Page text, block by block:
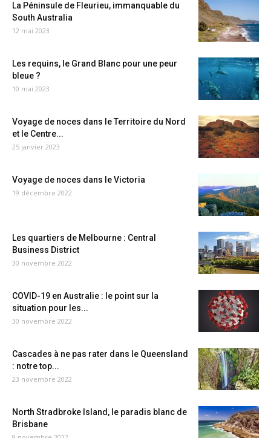
La Péninsule de Fleurieu, immanquable du
South Australia
12 mai 2023
Les requins, le Grand Blanc pour une peur
bleue ?
10 mai 2023
Voyage de noces dans le Territoire du Nord
et le Centre...
25 janvier 2023
Voyage de noces dans le Victoria
19 décembre 2022
Les quartiers de Melbourne : Central
Business District
30 novembre 2022
COVID-19 en Australie : le point sur la
situation pour les...
30 novembre 2022
Cascades à ne pas rater dans le Queensland
: notre top...
23 novembre 2022
North Stradbroke Island, le paradis blanc de
Brisbane